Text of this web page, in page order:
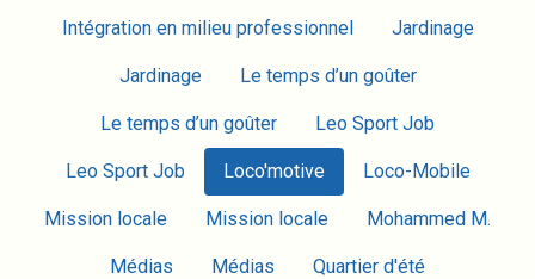
Intégration en milieu professionnel Jardinage
Jardinage Le temps d’un goûter
Le temps d’un goûter Leo Sport Job
Leo Sport Job Loco'motive Loco-Mobile
Mission locale Mission locale Mohammed M.
Médias Médias Quartier d'été